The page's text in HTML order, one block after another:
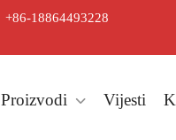
+86-18864493228
Proizvodi Vijesti